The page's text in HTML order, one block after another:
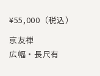
¥55,000（税込）
京友禅
広幅・長尺有